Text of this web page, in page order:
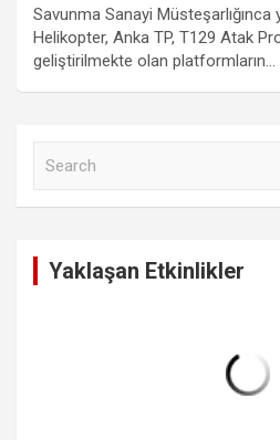
Savunma Sanayi
Helikopter, Anka TP, T129 Atak
geliştirilmekte olan platformların…
Yaklaşan Etkinlikler